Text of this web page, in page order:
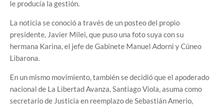
le producía la gestión.
La noticia se conoció a través de un posteo del propio
presidente, Javier Milei, que puso una foto suya con su
hermana Karina, el jefe de Gabinete Manuel Adorni y Cúneo
Libarona.
En un mismo movimiento, también se decidió que el apoderado
nacional de La Libertad Avanza, Santiago Viola, asuma como
secretario de Justicia en reemplazo de Sebastián Amerio,